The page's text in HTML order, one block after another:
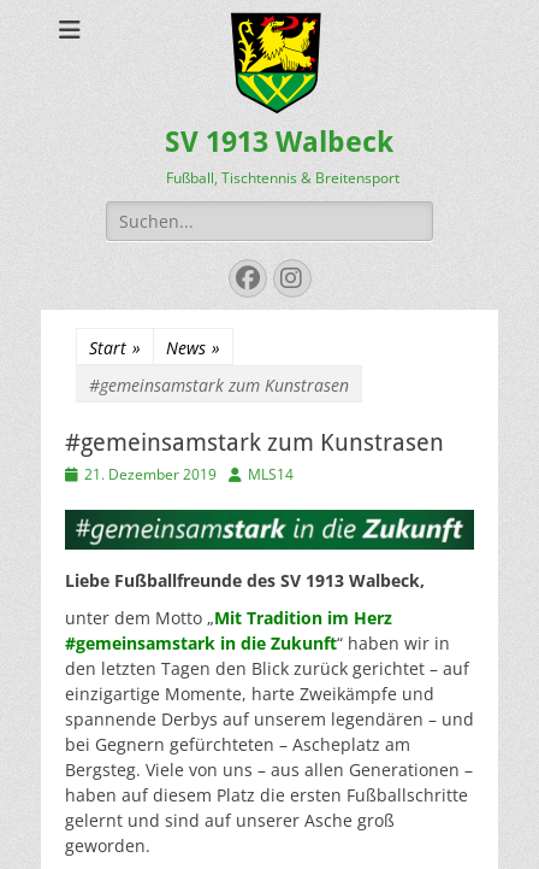
SV 1913 Walbeck
Fußball, Tischtennis & Breitensport
Suchen
nach:
Facebook
Instagram
Start » News »
#gemeinsamstark zum Kunstrasen
#gemeinsamstark zum Kunstrasen
Veröffentlicht
21. Dezember 2019 AutorMLS14
Liebe Fußballfreunde des SV 1913 Walbeck,
unter dem Motto „Mit Tradition im Herz
#gemeinsamstark in die Zukunft“ haben wir in
den letzten Tagen den Blick zurück gerichtet – auf
einzigartige Momente, harte Zweikämpfe und
spannende Derbys auf unserem legendären – und
bei Gegnern gefürchteten – Ascheplatz am
Bergsteg. Viele von uns – aus allen Generationen –
haben auf diesem Platz die ersten Fußballschritte
gelernt und sind auf unserer Asche groß
geworden.